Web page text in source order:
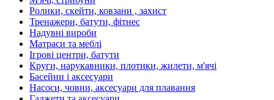
Ролики, скейти, ковзани , захист
Тренажери, батути, фітнес
Надувні вироби
Матраси та меблі
Ігрові центри, батути
Круги, нарукавники, плотики, жилети, м'ячі
Басейни і аксесуари
Насоси, човни, аксесуари для плавання